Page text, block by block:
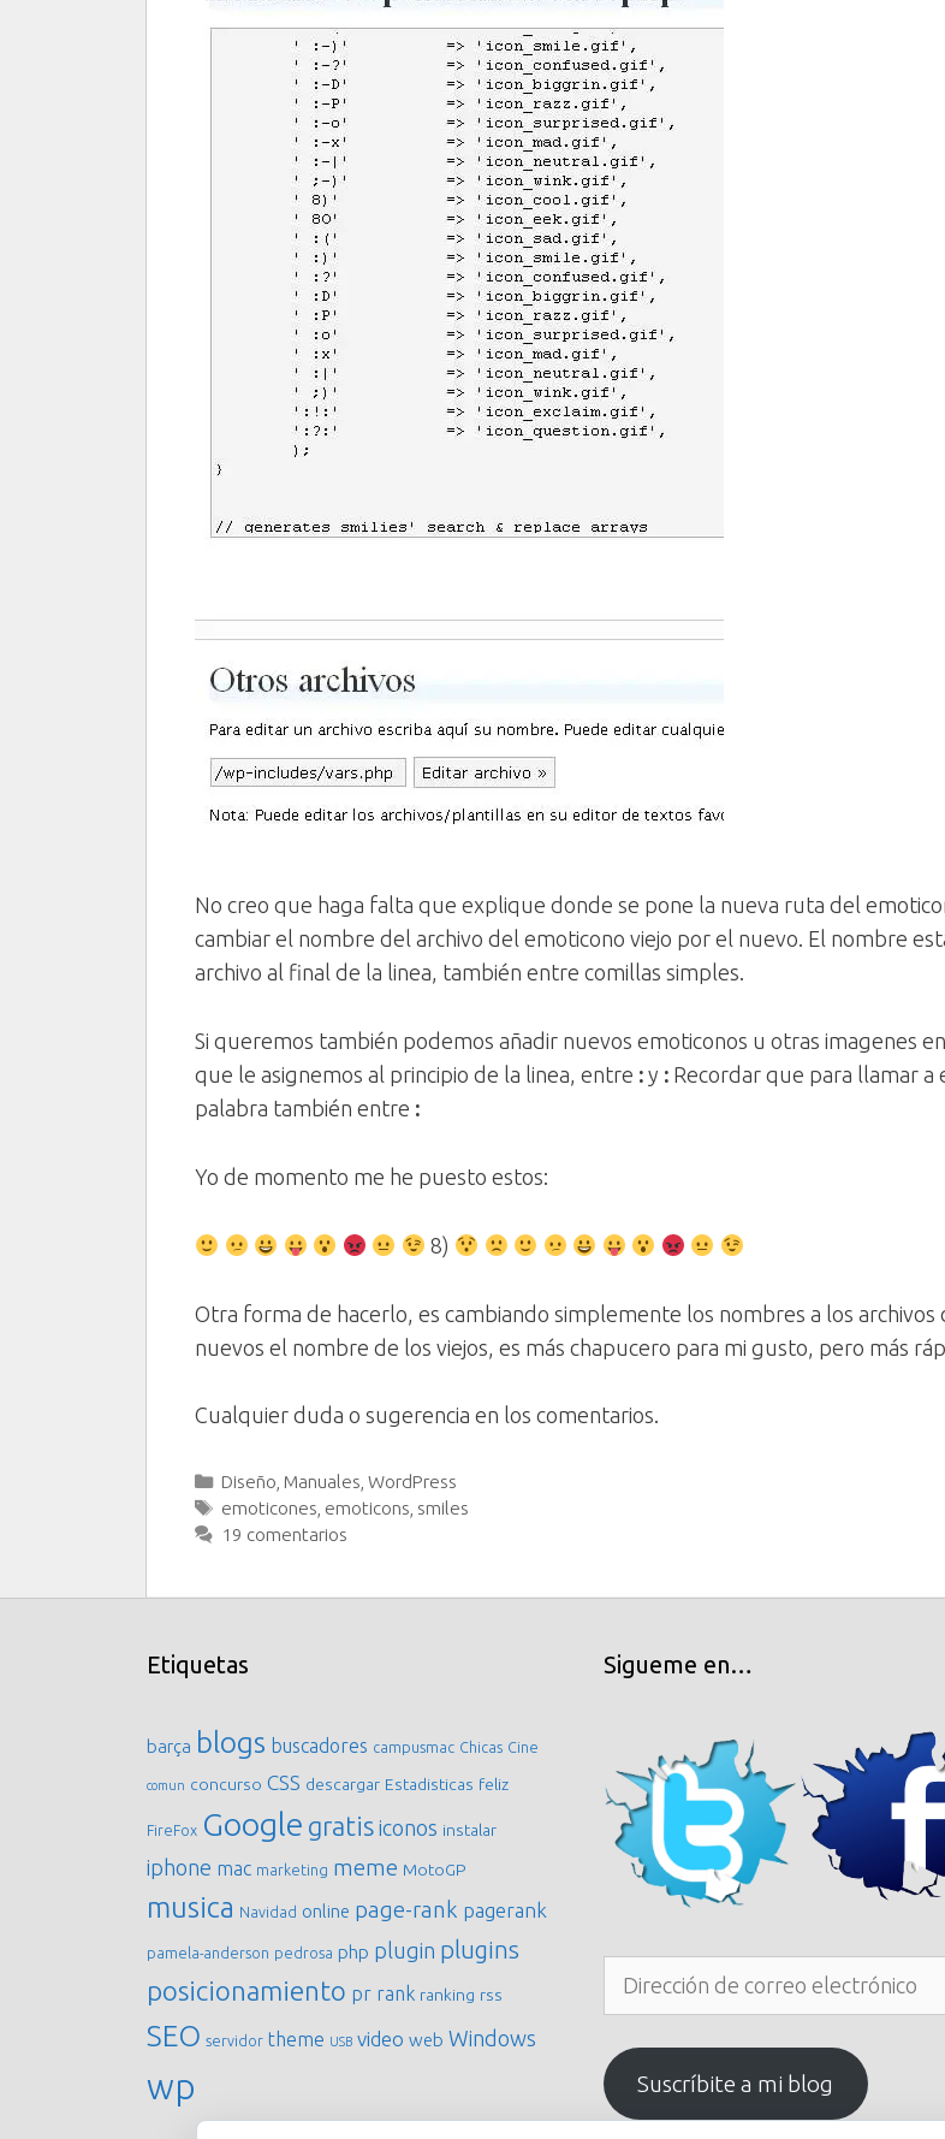
No creo que haga falta que explique donde se pone la nueva ruta del
cambiar el nombre del archivo del emoticono viejo por el nuevo. El nombre
archivo al final de la linea, también entre comillas simples.
Si queremos también podemos añadir nuevos emoticonos u otras imagenes
que le asignemos al principio de la linea, entre : y : Recordar que para llamar
palabra también entre :
Yo de momento me he puesto estos:
8)
Otra forma de hacerlo, es cambiando simplemente los nombres a los
nuevos el nombre de los viejos, es más chapucero para mi gusto, pero más
Cualquier duda o sugerencia en los comentarios.
Categorías
Diseño Manuales ,WordPress
Etiquetas
emoticones emoticons smiles
19 comentarios
Etiquetas
barça blogs buscadores campusmac Chicas Cine
comun concurso CSS descargar Estadisticas feliz
FireFox Google gratis iconos instalar
iphone mac marketing meme MotoGP
musica Navidad online page-rank pagerank
pamela-anderson pedrosa php plugin plugins
posicionamiento pr rank ranking rss
SEO servidor theme USB video web Windows
wp
Sigueme en…
electrónico
Suscríbite a mi blog